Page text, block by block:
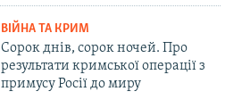
ВІЙНА ТА КРИМ
Сорок днів, сорок ночей. Про
результати кримської операції з
примусу Росії до миру